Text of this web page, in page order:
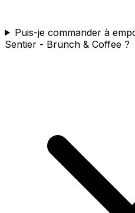
Puis-je commander à
Sentier - Brunch & Coffee ?